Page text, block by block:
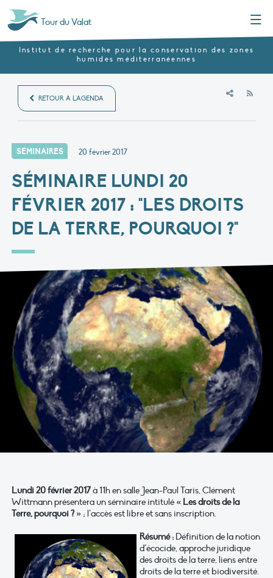
Tour du Valat
Institut de recherche pour la conservation des zones
humides méditerranéennes
RETOUR À L'AGENDA
SÉMINAIRES 20 février 2017
SÉMINAIRE LUNDI 20
FÉVRIER 2017 : "LES DROITS
DE LA TERRE, POURQUOI ?"
Lundi 20 février 2017à 11h en salle Jean-Paul Taris, Clément
Wittmann présentera un séminaire intitulé « Les droits de la
Terre, pourquoi ? » ; l’accès est libre et sans inscription.
Résumé : Définition de la notion
d’écocide, approche juridique
des droits de la terre, liens entre
droits de la terre et biodiversité.